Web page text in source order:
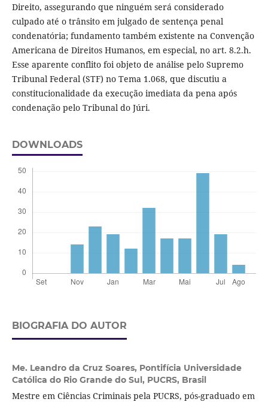
Direito, assegurando que ninguém será considerado
culpado até o trânsito em julgado de sentença penal
condenatória; fundamento também existente na Convenção
Americana de Direitos Humanos, em especial, no art. 8.2.h.
Esse aparente conflito foi objeto de análise pelo Supremo
Tribunal Federal (STF) no Tema 1.068, que discutiu a
constitucionalidade da execução imediata da pena após
condenação pelo Tribunal do Júri.
DOWNLOADS
BIOGRAFIA DO AUTOR
Me. Leandro da Cruz Soares, Pontifícia Universidade
Católica do Rio Grande do Sul, PUCRS, Brasil
Mestre em Ciências Criminais pela PUCRS, pós-graduado em